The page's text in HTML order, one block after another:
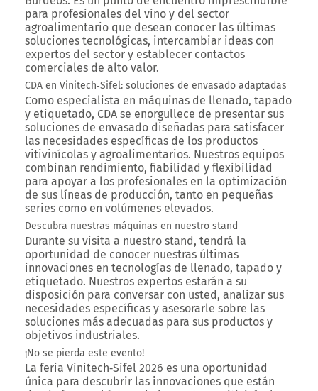
para profesionales del vino y del sector
agroalimentario que desean conocer las últimas
soluciones tecnológicas, intercambiar ideas con
expertos del sector y establecer contactos
comerciales de alto valor.
CDA en Vinitech‑Sifel: soluciones de envasado adaptadas
Como especialista en máquinas de llenado, tapado
y etiquetado, CDA se enorgullece de presentar sus
soluciones de envasado diseñadas para satisfacer
las necesidades específicas de los productos
vitivinícolas y agroalimentarios. Nuestros equipos
combinan rendimiento, fiabilidad y flexibilidad
para apoyar a los profesionales en la optimización
de sus líneas de producción, tanto en pequeñas
series como en volúmenes elevados.
Descubra nuestras máquinas en nuestro stand
Durante su visita a nuestro stand, tendrá la
oportunidad de conocer nuestras últimas
innovaciones en tecnologías de llenado, tapado y
etiquetado. Nuestros expertos estarán a su
disposición para conversar con usted, analizar sus
necesidades específicas y asesorarle sobre las
soluciones más adecuadas para sus productos y
objetivos industriales.
¡No se pierda este evento!
La feria Vinitech‑Sifel 2026 es una oportunidad
única para descubrir las innovaciones que están